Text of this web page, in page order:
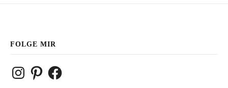
FOLGE MIR
InstagramPinterestFacebook